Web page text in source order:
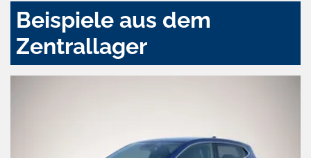
Beispiele aus dem
Zentrallager